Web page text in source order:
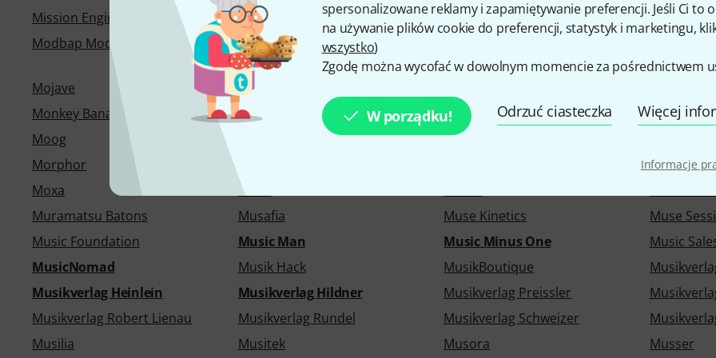
spersonalizowane reklamy i zapamiętywanie preferencji. Jeśli Ci to
na używanie plików cookie do preferencji, statystyk i marketingu,
wszystko)
Zgodę można wycofać w dowolnym momencie za pośrednictwem
W porządku! Odrzuć ciasteczka Więcej
Informacje
Mission Engineering
Mitchell Lurie mitp Verlag Mitropa
Modbap Modular
Modern Drummer
Publications
Mojave Mojotone
Monkey Banana
Mono Cases Monster Cable Monster
Moog
Morgan Amplification Morgenstein
Morphor
Mott
Moxa
Muco
Muramatsu Batons
Musafia Muse Kinetics Muse
Music Foundation
Music Man Music Minus One Music
MusicNomad
Musik Hack MusikBoutique
Musikverlag Heinlein
Musikverlag Hildner Musikverlag Preissler
Musikverlag Robert Lienau
Musikverlag Rundel Musikverlag Schweizer
Musilia
Musitek Musora Musser